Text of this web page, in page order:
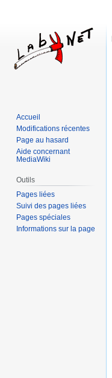
Accueil
Modifications récentes
Page au hasard
Aide concernant
MediaWiki
Outils
Pages liées
Suivi des pages liées
Pages spéciales
Informations sur la page